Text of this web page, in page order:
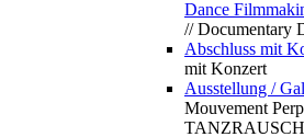
Dance
// Documentary
Abschluss mit
mit Konzert
Ausstellung /
Mouvement